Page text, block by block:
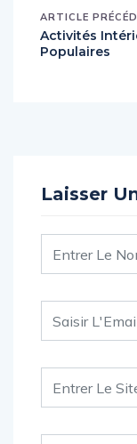
ARTICLE
Activités
Populaires
Laisser